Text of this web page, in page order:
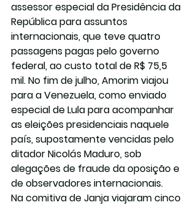
assessor especial da Presidência da
República para assuntos
internacionais, que teve quatro
passagens pagas pelo governo
federal, ao custo total de R$ 75,5
mil. No fim de julho, Amorim viajou
para a Venezuela, como enviado
especial de Lula para acompanhar
as eleições presidenciais naquele
país, supostamente vencidas pelo
ditador Nicolás Maduro, sob
alegações de fraude da oposição e
de observadores internacionais.
Na comitiva de Janja viajaram cinco